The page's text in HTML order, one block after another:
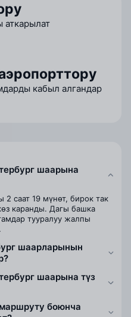
аткарылат
кабыл алгандар
шаарына
саат 19 мүнөт, бирок так
каранды. Дагы башка
тууралуу жалпы
шаарларынын
шаарына түз
боюнча